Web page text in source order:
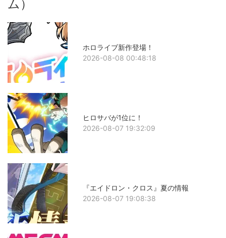
ム）
ホロライブ新作登場！
2026-08-08 00:48:18
ヒロサバが1位に！
2026-08-07 19:32:09
『エイドロン・クロス』夏の情報
2026-08-07 19:08:38